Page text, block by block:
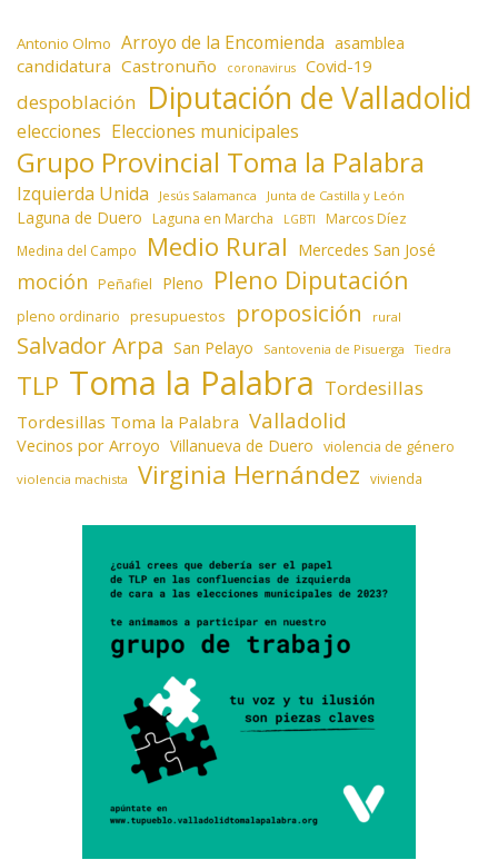
Antonio Olmo Arroyo de la Encomienda asamblea
candidatura Castronuño coronavirus Covid-19
despoblación Diputación de Valladolid
elecciones Elecciones municipales
Grupo Provincial Toma la Palabra
Izquierda Unida Jesús Salamanca Junta de Castilla y León
Laguna de Duero Laguna en Marcha LGBTI Marcos Díez
Medina del Campo Medio Rural Mercedes San José
moción Peñafiel Pleno Pleno Diputación
pleno ordinario presupuestos proposición rural
Salvador Arpa San Pelayo Santovenia de Pisuerga Tiedra
TLP Toma la Palabra Tordesillas
Tordesillas Toma la Palabra Valladolid
Vecinos por Arroyo Villanueva de Duero violencia de género
violencia machista Virginia Hernández vivienda